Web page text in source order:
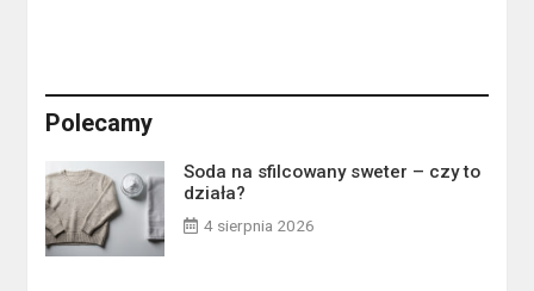
Polecamy
Soda na sfilcowany sweter – czy to
działa?
4 sierpnia 2026